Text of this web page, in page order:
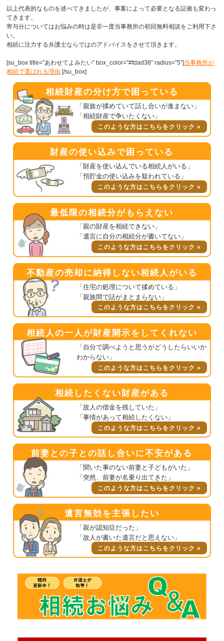
以上代表的なものを述べてきましたが、事案によって必要となる証拠も変わっ
てきます。
寄与分についてはお悩みの時は是非一度当事務所の初回無料相談をご利用下さ
い。
相続に注力する弁護士ならではのアドバイスをさせて頂きます。
[su_box title=”あわせてよみたい” box_color=”#fdad38″ radius=”5″]当事務所が
相続で選ばれる理由 [/su_box]
相続財産の分け方で困っている
「親族が揉めていて話し合いが進まない」
「相続財産で争いたくない」
このような方はこちらをクリック »
財産の使い込みで困っている
「財産を使い込んでいる相続人がいる」
「預貯金の使い込みを疑われている」
このような方はこちらをクリック »
最低限の相続分がもらえない
「親の財産を相続できない」
「遺言に自分の相続分が書いてない」
このような方はこちらをクリック »
不動産の売却に納得しない相続人がいる
「住宅の処理について揉めている」
「親族間で話がまとまらない」
このような方はこちらをクリック »
相続人の一人が財産開示をしてくれない
「自分で調べようと思うがどうしたらいいか
わからない」
このような方はこちらをクリック »
相続したくない財産がある
「故人の借金を残していた」
「事情があって相続したくない」
このような方はこちらをクリック »
前妻との子との話し合いに不安がある
「聞いた事のない前妻と子どもがいた」
「突然、前妻が名乗り出てきた」
このような方はこちらをクリック »
遺言無効を主張したい
「親が認知症だった」
「故人が書いた遺言だと思えない」
このような方はこちらをクリック »